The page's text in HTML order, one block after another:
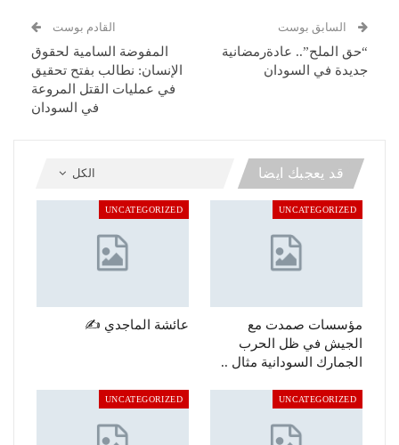
السابق بوست
“حق الملح”.. عادةرمضانية
جديدة في السودان
القادم بوست
المفوضة السامية لحقوق
الإنسان: نطالب بفتح تحقيق
في عمليات القتل المروعة
في السودان
الكل قد يعجبك ايضا
UNCATEGORIZED
مؤسسات صمدت مع
الجيش في ظل الحرب
الجمارك السودانية مثال ..
UNCATEGORIZED
عائشة الماجدي ✍️
UNCATEGORIZED
UNCATEGORIZED